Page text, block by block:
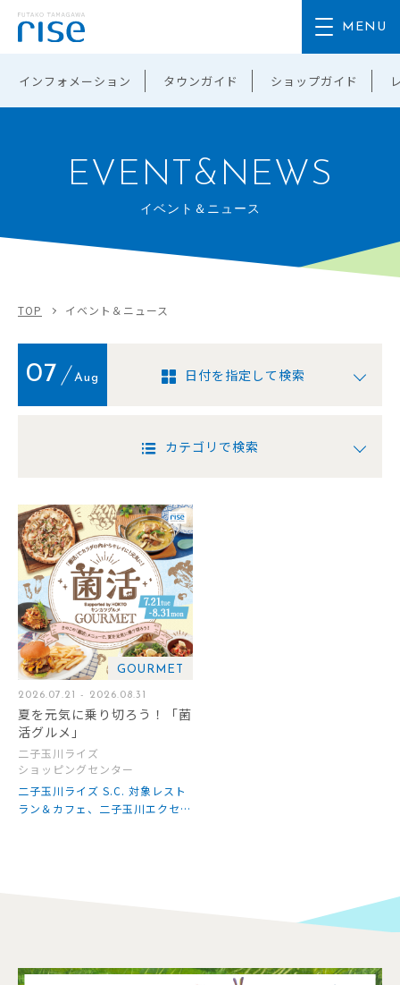
インフォメーション タウンガイド ショップガイド
EVENT&NEWS
イベント＆ニュース
TOP イベント＆ニュース
07 Aug 日付を指定して検索
カテゴリで検索
GOURMET
2026.07.21 - 2026.08.31
夏を元気に乗り切ろう！「菌
活グルメ」
二子玉川ライズ
ショッピングセンター
二子玉川ライズ S.C. 対象レスト
ラン＆カフェ、二子玉川エクセル